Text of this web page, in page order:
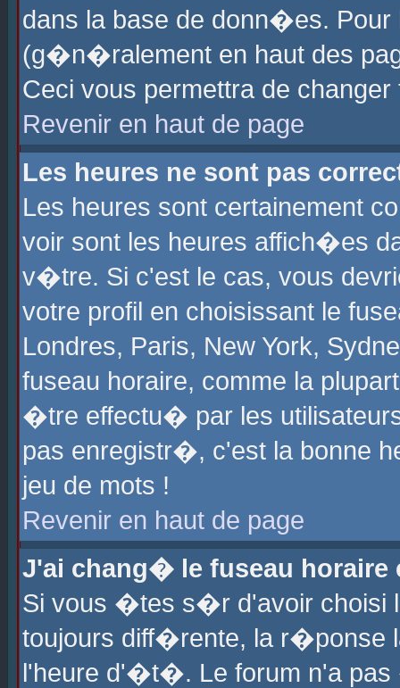
dans la base de donn�es.
(g�n�ralement en haut des
Ceci vous permettra de
Revenir en haut de page
Les heures ne sont pas
Les heures sont certainement
voir sont les heures affich�es
v�tre. Si c'est le cas, vous
votre profil en choisissant le
Londres, Paris, New York,
fuseau horaire, comme la
�tre effectu� par les
pas enregistr�, c'est la bonne
jeu de mots !
Revenir en haut de page
J'ai chang� le fuseau horaire
Si vous �tes s�r d'avoir choisi
toujours diff�rente, la r�ponse
l'heure d'�t�. Le forum n'a